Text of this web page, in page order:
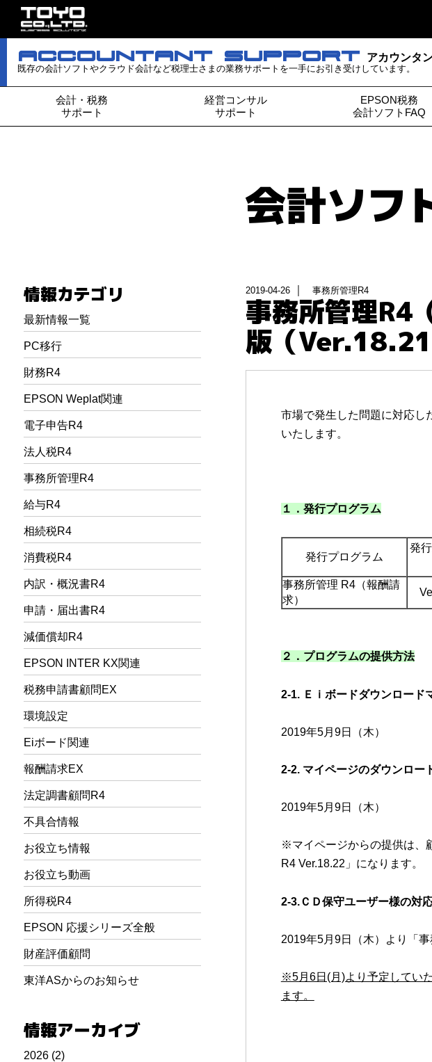
aCCOuNTaNT SuPPORT アカウンタ
既存の会計ソフトやクラウド会計など税理士さまの業務サポートを一手にお引き受けしています。
会計・税務
サポート
経営コンサル
サポート
EPSON税務
会計ソフトFAQ
会計ソフ
情報カテゴリ
最新情報一覧
PC移行
財務R4
EPSON Weplat関連
電子申告R4
法人税R4
事務所管理R4
給与R4
相続税R4
消費税R4
内訳・概況書R4
申請・届出書R4
減価償却R4
EPSON INTER KX関連
税務申請書顧問EX
環境設定
Eiボード関連
報酬請求EX
法定調書顧問R4
不具合情報
お役立ち情報
お役立ち動画
所得税R4
EPSON 応援シリーズ全般
財産評価顧問
東洋ASからのお知らせ
情報アーカイブ
2026(2)
2019-04-26｜ 事務所管理R4
事務所管理R4
版（
市場で発生した問題に対応
いたします。
１．発行プログラム
発行プログラム
発
事務所管理 R4（報酬請
求）
２．プログラムの提供方法
2-1. Ｅｉボードダウンロード
2019年5月9日（木）
2-2. マイページのダウンロー
2019年5月9日（木）
※マイページからの提供は、
R4 Ver.18.22」になります。
2-3.ＣＤ保守ユーザー様の対
2019年5月9日（木）より「
※5月6日(月)より予定してい
ます。